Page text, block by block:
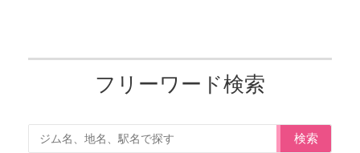
フリーワード検索
検索